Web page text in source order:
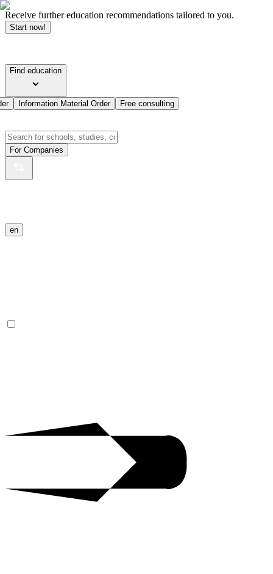
Receive further education recommendations tailored to you.
Start now!
Find education
Information Material Order Free consulting
For Companies
en